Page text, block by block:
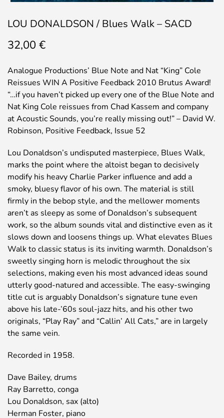
LOU DONALDSON / Blues Walk – SACD
32,00 €
Analogue Productions’ Blue Note and Nat “King” Cole
Reissues WIN A Positive Feedback 2010 Brutus Award!
“…if you haven’t picked up every one of the Blue Note and
Nat King Cole reissues from Chad Kassem and company
at Acoustic Sounds, you’re really missing out!” – David W.
Robinson, Positive Feedback, Issue 52
Lou Donaldson’s undisputed masterpiece, Blues Walk,
marks the point where the altoist began to decisively
modify his heavy Charlie Parker influence and add a
smoky, bluesy flavor of his own. The material is still
firmly in the bebop style, and the mellower moments
aren’t as sleepy as some of Donaldson’s subsequent
work, so the album sounds vital and distinctive even as it
slows down and loosens things up. What elevates Blues
Walk to classic status is its inviting warmth. Donaldson’s
sweetly singing horn is melodic throughout the six
selections, making even his most advanced ideas sound
utterly good-natured and accessible. The easy-swinging
title cut is arguably Donaldson’s signature tune even
above his late-’60s soul-jazz hits, and his other two
originals, “Play Ray” and “Callin’ All Cats,” are in largely
the same vein.
Recorded in 1958.
Dave Bailey, drums
Ray Barretto, conga
Lou Donaldson, sax (alto)
Herman Foster, piano